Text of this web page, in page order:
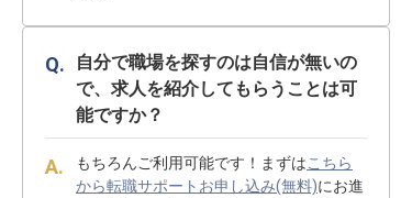
自分で職場を探すのは自信が無いの
で、求人を紹介してもらうことは可
能ですか？
もちろんご利用可能です！まずはこちら
から転職サポートお申し込み(無料)にお進